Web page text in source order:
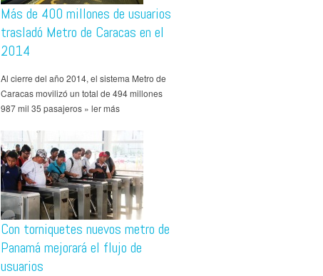
Más de 400 millones de usuarios
trasladó Metro de Caracas en el
2014
Al cierre del año 2014, el sistema Metro de
Caracas movilizó un total de 494 millones
987 mil 35 pasajeros » ler más
Con torniquetes nuevos metro de
Panamá mejorará el flujo de
usuarios